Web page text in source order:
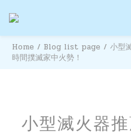
Home / Blog list page / 小型
時間撲滅家中火勢！
小型滅火器